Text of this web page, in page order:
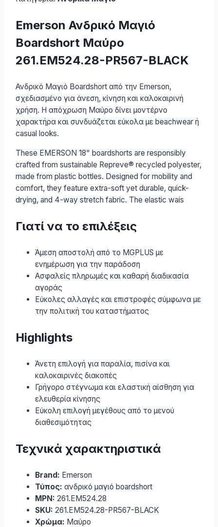
Emerson Ανδρικό Μαγιό
Boardshort Μαύρο
261.EM524.28-PR567-BLACK
Ανδρικό Μαγιό Boardshort από την Emerson,
σχεδιασμένο για άνεση, κίνηση και καλοκαιρινή
χρήση. Η απόχρωση Μαύρο δίνει μοντέρνο
χαρακτήρα και συνδυάζεται εύκολα με beachwear ή
casual looks.
These EMERSON 18" boardshorts are responsibly
crafted from sustainable Repreve® recycled polyester,
made from plastic bottles. Designed for mobility and
comfort, they feature extra-soft yet durable, quick-
drying, and 4-way stretch fabric. The elastic wais
Γιατί να το επιλέξεις
Άμεση αποστολή από το MGPLUS με
ενημέρωση για την παράδοση
Ασφαλείς πληρωμές και καθαρή διαδικασία
αγοράς
Εύκολες αλλαγές και επιστροφές σύμφωνα με
την πολιτική του καταστήματος
Highlights
Άνετη επιλογή για παραλία, πισίνα και
καλοκαιρινές διακοπές
Γρήγορο στέγνωμα και ελαστική αίσθηση για
ελευθερία κίνησης
Εύκολη επιλογή μεγέθους από το μενού
διαθεσιμότητας
Τεχνικά χαρακτηριστικά
Brand: Emerson
Τύπος: ανδρικό μαγιό boardshort
MPN: 261.EM524.28
SKU: 261.EM524.28-PR567-BLACK
Χρώμα: Μαύρο